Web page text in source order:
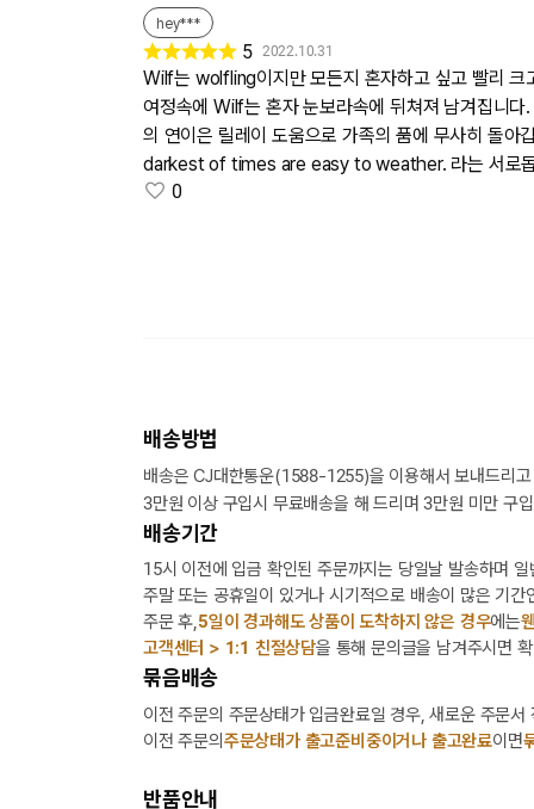
hey***
5 2022.10.31
Wilf는 wolfling이지만 모든지 혼자하고 싶고 빨리 크
여정속에 Wilf는 혼자 눈보라속에 뒤쳐져 남겨집니
의 연이은 릴레이 도움으로 가족의 품에 무사히 돌
darkest of times are easy to weather. 라는 서로
0
배송방법
배송은 CJ대한통운(1588-1255)을 이용해서 보내드리
3만원 이상 구입시 무료배송을 해 드리며 3만원 미만 구
배송기간
15시 이전에 입금 확인된 주문까지는 당일날 발송하며
주말 또는 공휴일이 있거나 시기적으로 배송이 많은 기
주문 후,5일이 경과해도 상품이 도착하지 않은 경우에는
고객센터 > 1:1 친절상담을 통해 문의글을 남겨주시면
묶음배송
이전 주문의 주문상태가 입금완료일 경우, 새로운 주문
이전 주문의 주문상태가 출고준비중이거나 출고완료이면
반품안내